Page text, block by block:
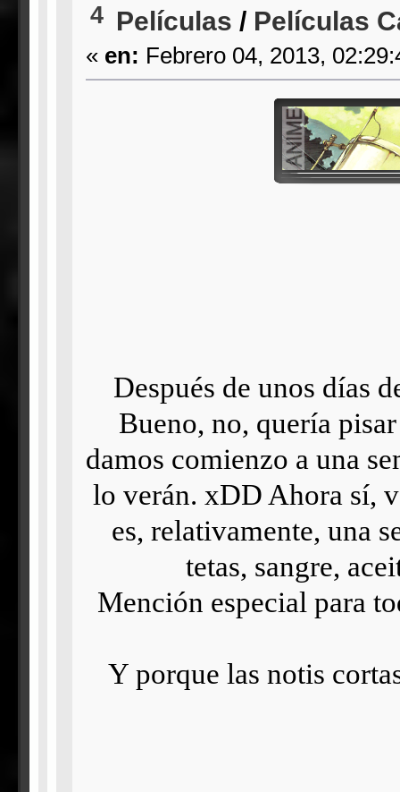
4 Películas / Películas
« en: Febrero 04, 2013,
Después de unos días
Bueno, no, quería
damos comienzo a una
lo verán. xDD Ahora sí,
es, relativamente, una
tetas, sangre,
Mención especial para
Y porque las notis